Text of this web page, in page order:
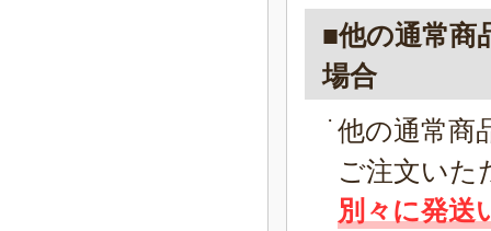
■他の通常商
場合
他の通常商
ご注文いた
別々に発送